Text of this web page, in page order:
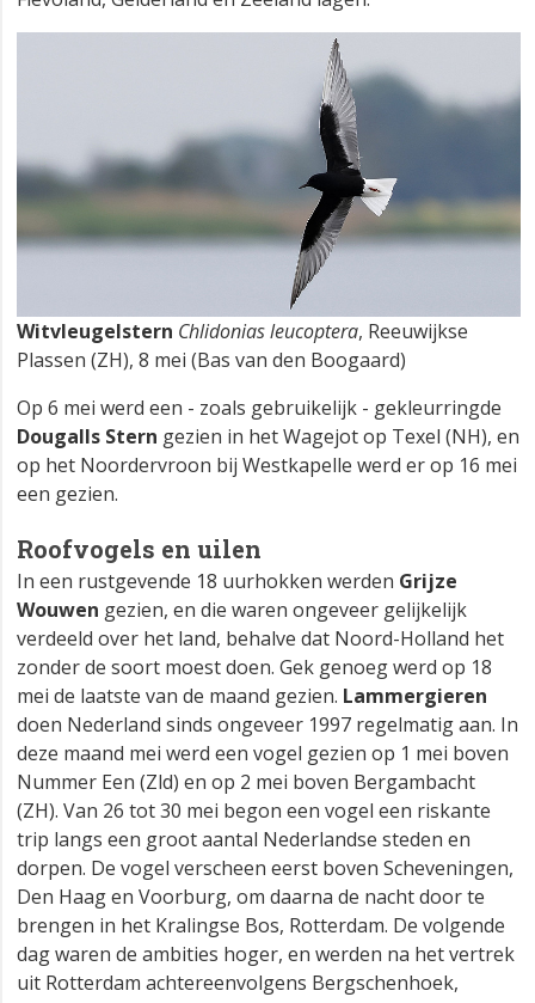
Witvleugelstern Chlidonias leucoptera, Reeuwijkse
Plassen (ZH), 8 mei (Bas van den Boogaard)
Op 6 mei werd een - zoals gebruikelijk - gekleurringde
Dougalls Stern gezien in het Wagejot op Texel (NH), en
op het Noordervroon bij Westkapelle werd er op 16 mei
een gezien.
Roofvogels en uilen
In een rustgevende 18 uurhokken werden Grijze
Wouwen gezien, en die waren ongeveer gelijkelijk
verdeeld over het land, behalve dat Noord-Holland het
zonder de soort moest doen. Gek genoeg werd op 18
mei de laatste van de maand gezien. Lammergieren
doen Nederland sinds ongeveer 1997 regelmatig aan. In
deze maand mei werd een vogel gezien op 1 mei boven
Nummer Een (Zld) en op 2 mei boven Bergambacht
(ZH). Van 26 tot 30 mei begon een vogel een riskante
trip langs een groot aantal Nederlandse steden en
dorpen. De vogel verscheen eerst boven Scheveningen,
Den Haag en Voorburg, om daarna de nacht door te
brengen in het Kralingse Bos, Rotterdam. De volgende
dag waren de ambities hoger, en werden na het vertrek
uit Rotterdam achtereenvolgens Bergschenhoek,